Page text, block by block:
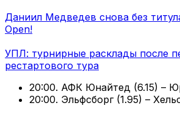
Даниил Медведев снова без
Open!
УПЛ: турнирные расклады после
рестартового тура
20:00. АФК Юнайтед (6.15) –
20:00. Эльфсборг (1.95) –